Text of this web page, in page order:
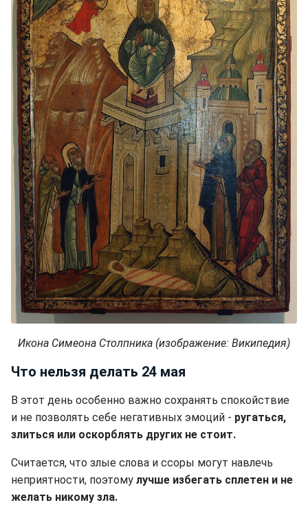
Икона Симеона Столпника (изображение: Википедия)
Что нельзя делать 24 мая
В этот день особенно важно сохранять спокойствие
и не позволять себе негативных эмоций - ругаться,
злиться или оскорблять других не стоит.
Считается, что злые слова и ссоры могут навлечь
неприятности, поэтому лучше избегать сплетен и не
желать никому зла.